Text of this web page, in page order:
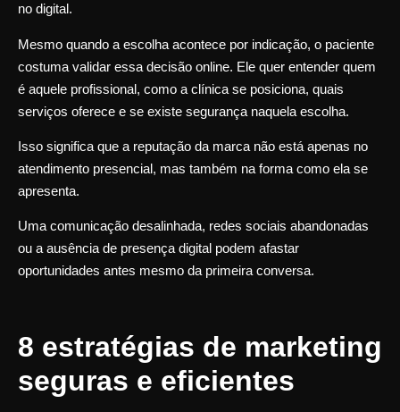
no digital.
Mesmo quando a escolha acontece por indicação, o paciente
costuma validar essa decisão online. Ele quer entender quem
é aquele profissional, como a clínica se posiciona, quais
serviços oferece e se existe segurança naquela escolha.
Isso significa que a reputação da marca não está apenas no
atendimento presencial, mas também na forma como ela se
apresenta.
Uma comunicação desalinhada, redes sociais abandonadas
ou a ausência de presença digital podem afastar
oportunidades antes mesmo da primeira conversa.
8 estratégias de marketing
seguras e eficientes